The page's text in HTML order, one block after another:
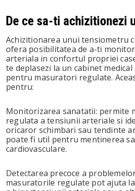
De ce sa-ti achizitionezi
Achizitionarea unui tensiometru
ofera posibilitatea de a-ti
arteriala in confortul propriei
te deplasezi la un cabinet
pentru masuratori regulate.
pentru:
Monitorizarea sanatatii: permite
regulata a tensiunii arteriale si
oricaror schimbari sau tendinte
poate fi util pentru mentinerea
cardiovasculare.
Detectarea precoce a
masuratorile regulate pot ajuta